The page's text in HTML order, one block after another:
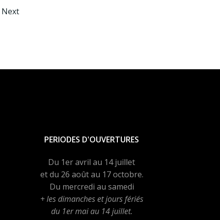
Posts
Next
PERIODES D'OUVERTURES
Du 1er avril au 14 juillet
et du 26 août au 17 octobre.
Du mercredi au samedi
+ les dimanches et jours fériés
du 1er mai au 14 juillet.